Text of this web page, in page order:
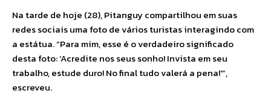
a
d
n
o
a
l
Na tarde de hoje (28), Pitanguy compartilhou em suas
redes sociais uma foto de vários turistas interagindo com
a estátua. “Para mim, esse é o verdadeiro significado
desta foto: ‘Acredite nos seus sonho! Invista em seu
trabalho, estude duro! No final tudo valerá a pena!'”,
escreveu.